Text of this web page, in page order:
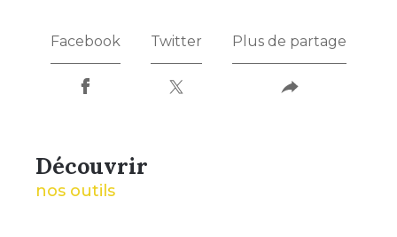
Facebook Twitter Plus de partage
découvrir
nos outils